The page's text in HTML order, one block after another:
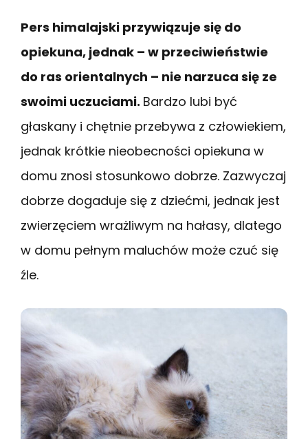
Pers himalajski przywiązuje się do
opiekuna, jednak – w przeciwieństwie
do ras orientalnych – nie narzuca się ze
swoimi uczuciami. Bardzo lubi być
głaskany i chętnie przebywa z człowiekiem,
jednak krótkie nieobecności opiekuna w
domu znosi stosunkowo dobrze. Zazwyczaj
dobrze dogaduje się z dziećmi, jednak jest
zwierzęciem wrażliwym na hałasy, dlatego
w domu pełnym maluchów może czuć się
źle.